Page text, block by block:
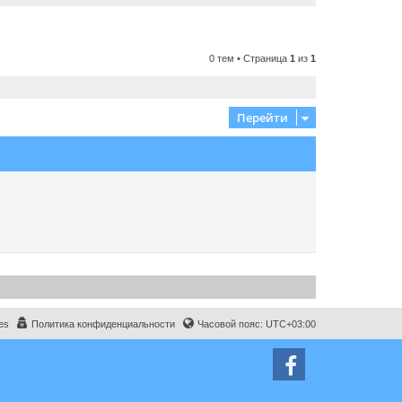
0 тем • Страница 1 из 1
Перейти
Часовой пояс: UTC+03:00
Политика конфиденциальности